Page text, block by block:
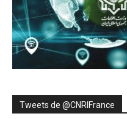
Tweets de ‎@CNRIFrance